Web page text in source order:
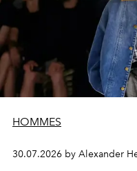
HOMMES
30.07.2026 by Alexander